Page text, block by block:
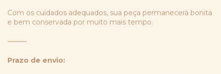
Com os cuidados adequados, sua peça permanecerá bonita
e bem conservada por muito mais tempo.
⸻
Prazo de envio: